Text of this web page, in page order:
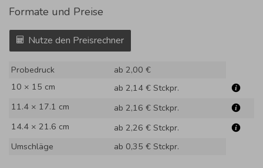
Formate und Preise
Nutze den Preisrechner
Probedruck
ab 2,00 €
10 × 15 cm
ab 2,14 € Stckpr.
11.4 × 17.1 cm
ab 2,16 € Stckpr.
14.4 × 21.6 cm
ab 2,26 € Stckpr.
Umschläge
ab 0,35 € Stckpr.